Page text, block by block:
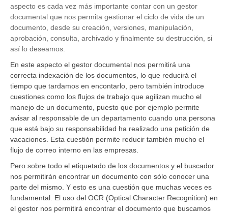
aspecto es cada vez más importante contar con un gestor
documental que nos permita gestionar el ciclo de vida de un
documento, desde su creación, versiones, manipulación,
aprobación, consulta, archivado y finalmente su destrucción, si
así lo deseamos.
En este aspecto el gestor documental nos permitirá una
correcta indexación de los documentos, lo que reducirá el
tiempo que tardamos en encontarlo, pero también introduce
cuestiones como los flujos de trabajo que agilizan mucho el
manejo de un documento, puesto que por ejemplo permite
avisar al responsable de un departamento cuando una persona
que está bajo su responsabilidad ha realizado una petición de
vacaciones. Esta cuestión permite reducir también mucho el
flujo de correo interno en las empresas.
Pero sobre todo el etiquetado de los documentos y el buscador
nos permitirán encontrar un documento con sólo conocer una
parte del mismo. Y esto es una cuestión que muchas veces es
fundamental. El uso del OCR (Optical Character Recognition) en
el gestor nos permitirá encontrar el documento que buscamos